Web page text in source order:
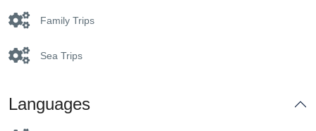
Family Trips
Sea Trips
Languages